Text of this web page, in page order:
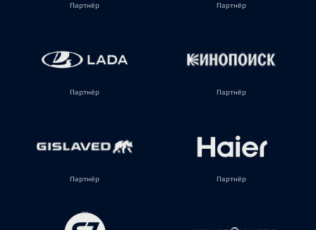
Партнёр Партнёр
Партнёр Партнёр
Партнёр Партнёр